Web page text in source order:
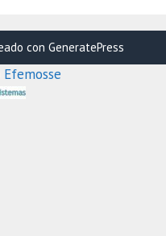
con GeneratePress